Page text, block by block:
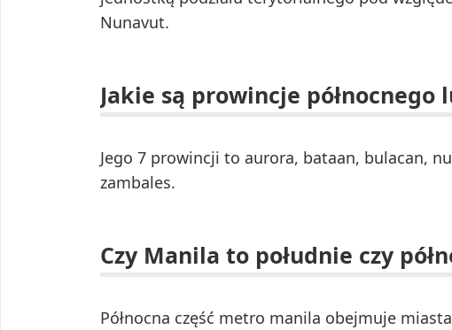
Nunavut.
Jakie są prowincje północnego
Jego 7 prowincji to aurora, bataan, bulacan,
zambales.
Czy Manila to południe czy
Północna część metro manila obejmuje